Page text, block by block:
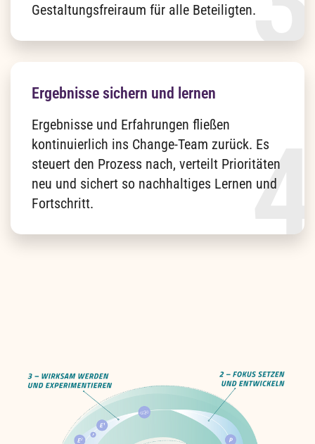
Gestaltungsfreiraum für alle Beteiligten.
Ergebnisse sichern und lernen
Ergebnisse und Erfahrungen fließen
kontinuierlich ins Change-Team zurück. Es
steuert den Prozess nach, verteilt Prioritäten
neu und sichert so nachhaltiges Lernen und
Fortschritt.